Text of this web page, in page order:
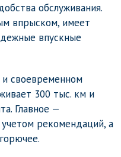
обслуживания.
впрыском, имеет
впускные
и своевременном
300 тыс. км и
Главное —
рекомендаций, а